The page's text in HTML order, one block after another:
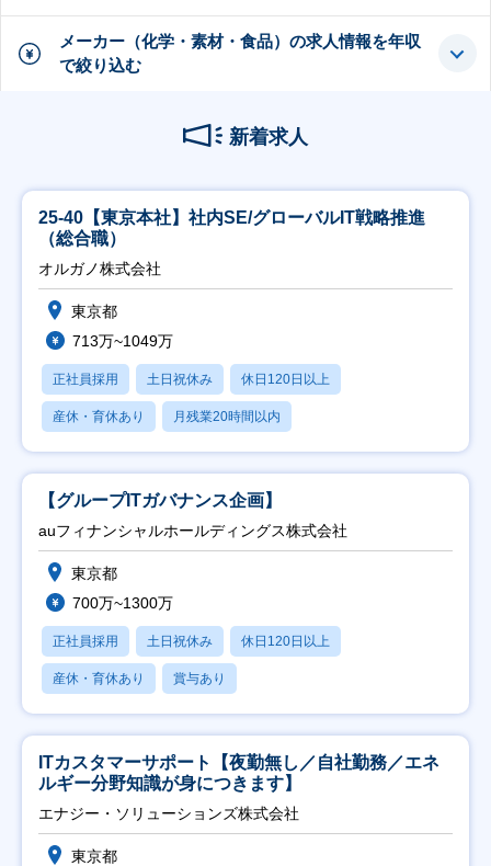
メーカー（化学・素材・食品）の求人情報を年収
で絞り込む
新着求人
25-40【東京本社】社内SE/グローバルIT戦略推進
（総合職）
オルガノ株式会社
東京都
713万~1049万
正社員採用 土日祝休み 休日120日以上
産休・育休あり 月残業20時間以内
【グループITガバナンス企画】
auフィナンシャルホールディングス株式会社
東京都
700万~1300万
正社員採用 土日祝休み 休日120日以上
産休・育休あり 賞与あり
ITカスタマーサポート【夜勤無し／自社勤務／エネ
ルギー分野知識が身につきます】
エナジー・ソリューションズ株式会社
東京都